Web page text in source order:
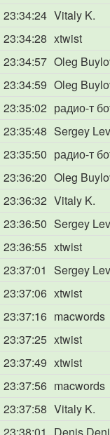
23:34:24 Vitaly K.
23:34:28 xtwist
23:34:57 Oleg
23:34:59 Oleg
23:35:02 радио-т
23:35:48 Sergey
23:35:50 радио-т
23:36:20 Oleg
23:36:32 Vitaly K.
23:36:50 Sergey
23:36:55 xtwist
23:37:01 Sergey
23:37:06 xtwist
23:37:16 macwords
23:37:25 xtwist
23:37:49 xtwist
23:37:56 macwords
23:37:58 Vitaly K.